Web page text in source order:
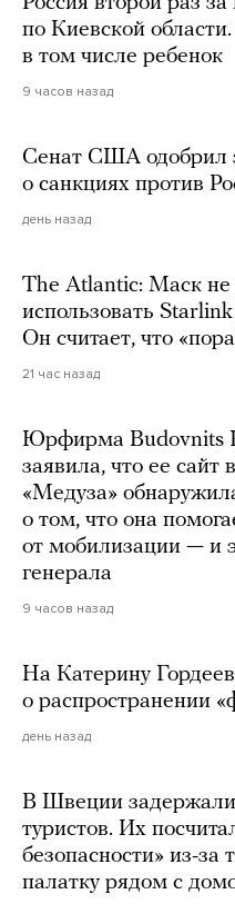
по Киевской
в том числе ребенок
9 часов назад
Сенат США одобрил
о санкциях против
день назад
The Atlantic: Маск не
использовать
Он считает, что
21 час назад
Юрфирма Budovnits
заявила, что ее сайт
«Медуза»
о том, что она
от мобилизации — и
генерала
9 часов назад
На Катерину
о распространении
день назад
В Швеции задержали
туристов. Их
безопасности» из-за
палатку рядом с